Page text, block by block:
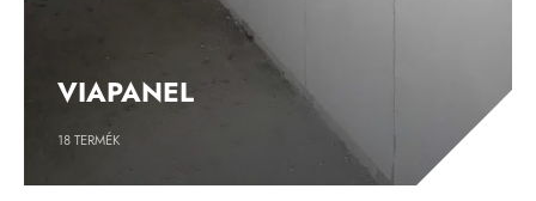
VIAPANEL
18TERMÉK